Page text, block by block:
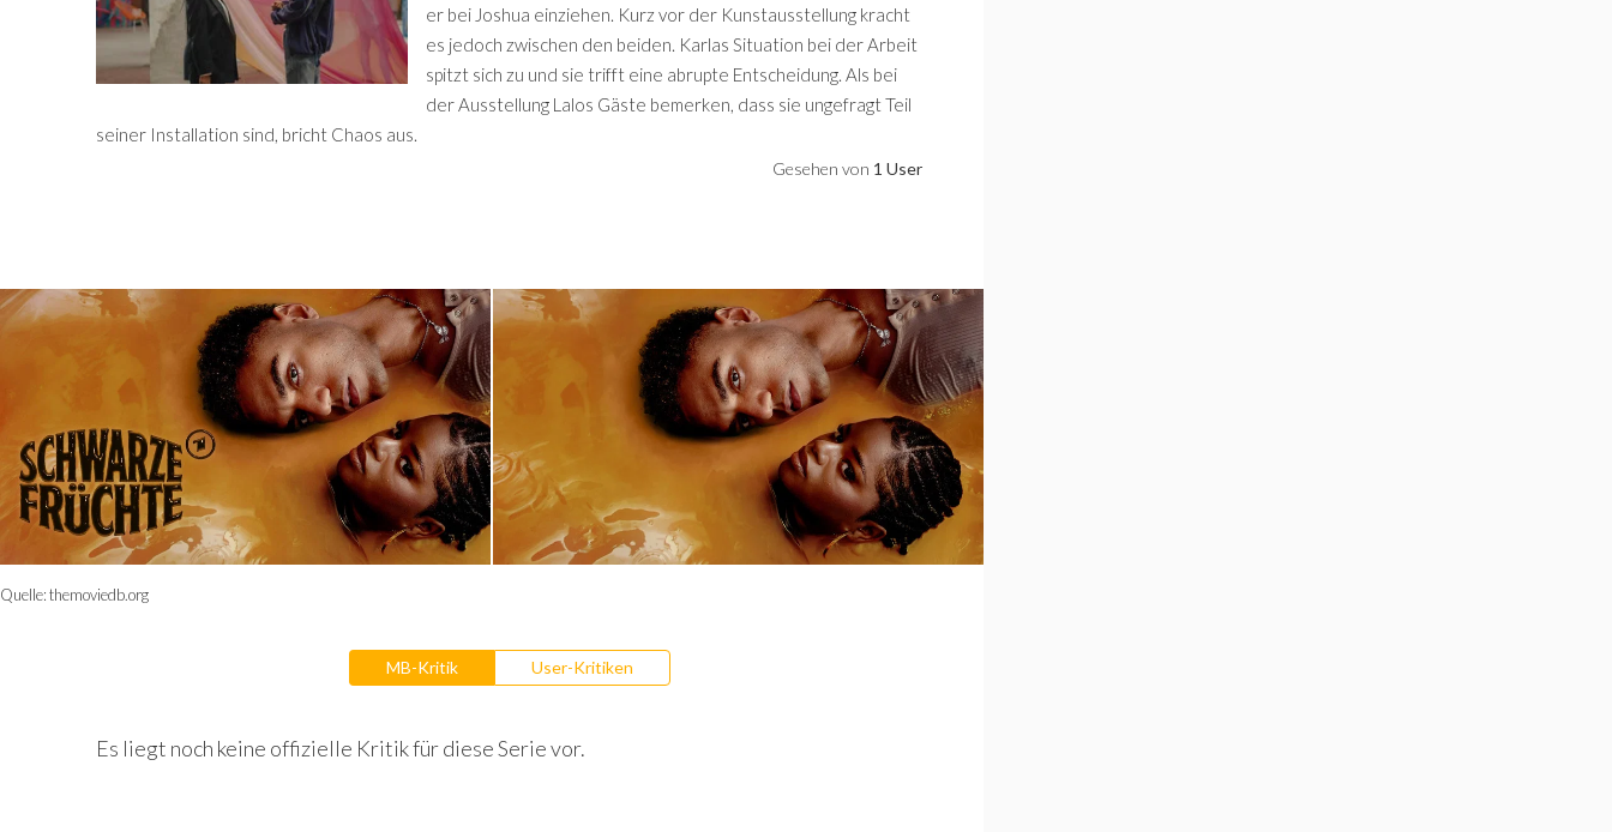
er bei Joshua einziehen. Kurz vor der Kunstausstellung kracht
es jedoch zwischen den beiden. Karlas Situation bei der Arbeit
spitzt sich zu und sie trifft eine abrupte Entscheidung. Als bei
der Ausstellung Lalos Gäste bemerken, dass sie ungefragt Teil
seiner Installation sind, bricht Chaos aus.
Gesehen von 1 User
Quelle:themoviedb.org
MB-Kritik User-Kritiken
Es liegt noch keine offizielle Kritik für diese Serie vor.